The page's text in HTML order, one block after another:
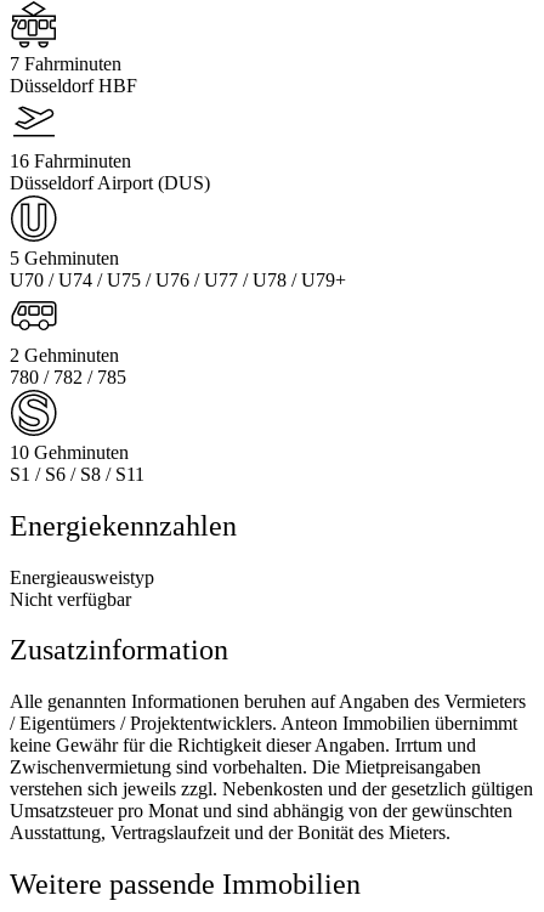
7 Fahrminuten
Düsseldorf HBF
16 Fahrminuten
Düsseldorf Airport (DUS)
5 Gehminuten
U70 / U74 / U75 / U76 / U77 / U78 / U79+
2 Gehminuten
780 / 782 / 785
10 Gehminuten
S1 / S6 / S8 / S11
Energiekennzahlen
Energieausweistyp
Nicht verfügbar
Zusatzinformation
Alle genannten Informationen beruhen auf Angaben des Vermieters
/ Eigentümers / Projektentwicklers. Anteon Immobilien übernimmt
keine Gewähr für die Richtigkeit dieser Angaben. Irrtum und
Zwischenvermietung sind vorbehalten. Die Mietpreisangaben
verstehen sich jeweils zzgl. Nebenkosten und der gesetzlich gültigen
Umsatzsteuer pro Monat und sind abhängig von der gewünschten
Ausstattung, Vertragslaufzeit und der Bonität des Mieters.
Weitere passende Immobilien